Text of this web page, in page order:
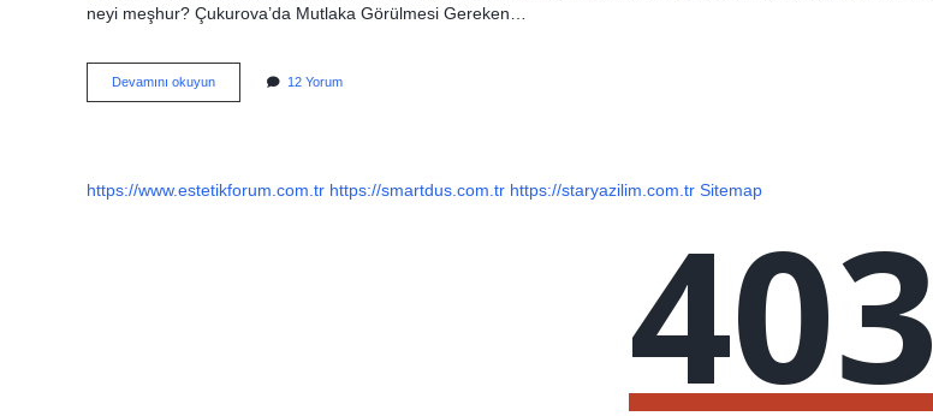
neyi meşhur? Çukurova’da Mutlaka Görülmesi Gereken…
Devamını okuyunÇukurova
Ne
12 Yorum
https://www.estetikforum.com.tr https://smartdus.com.tr https://staryazilim.com.tr Sitemap
403